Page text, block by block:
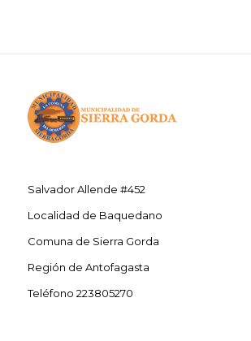
Salvador Allende #452
Localidad de Baquedano
Comuna de Sierra Gorda
Región de Antofagasta
Teléfono 223805270